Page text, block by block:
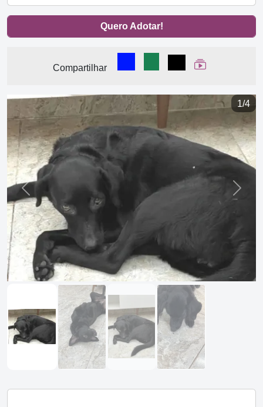
Quero Adotar!
Compartilhar
Compartilhar no Facebook
Compartilhar no
Compartilhar
Ver Web Story
1/4
Previous Next